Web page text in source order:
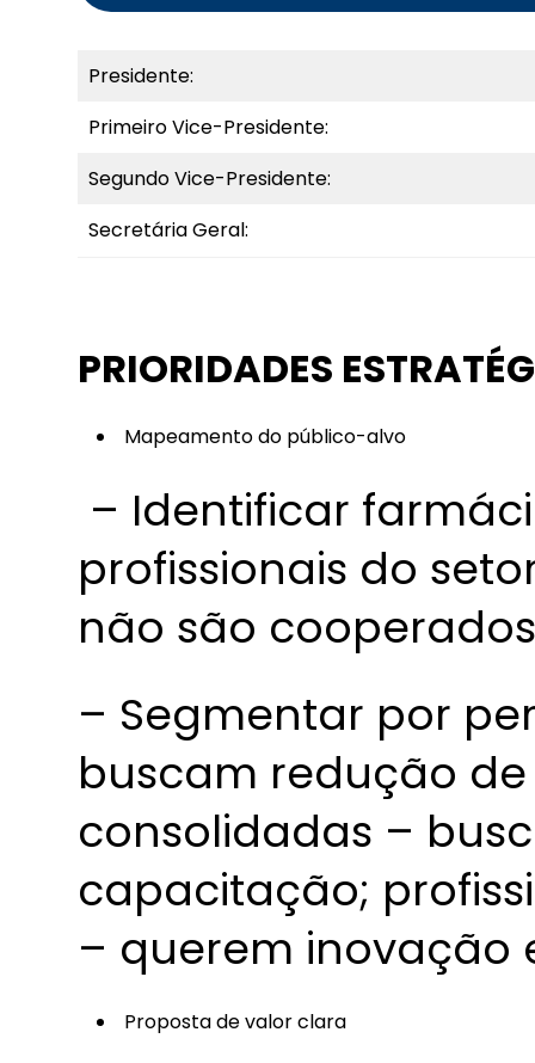
Presidente:
Primeiro Vice-Presidente:
Segundo Vice-Presidente:
Secretária Geral:
PRIORIDADES
Mapeamento do público-alvo
– Identificar
profissionais do
não são
– Segmentar por
buscam redução
consolidadas –
capacitação;
– querem inovação
Proposta de valor clara